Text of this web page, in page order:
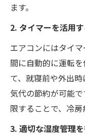
ます。
2. タイマーを活用
エアコンにはタイ
間に自動的に運転
て、就寝前や外出
気代の節約が可能
限することで、冷房
3. 適切な湿度管理